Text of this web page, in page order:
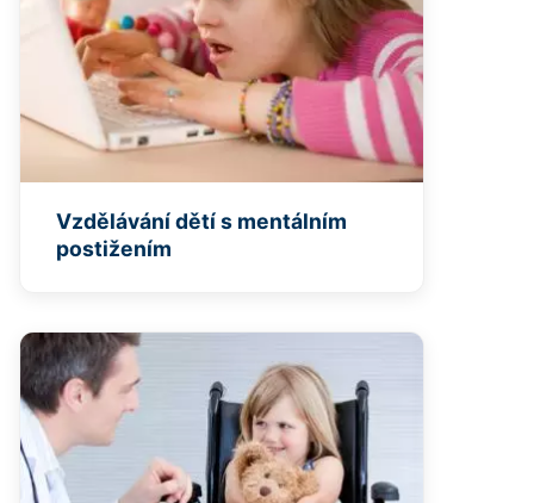
Vzdělávání dětí s mentálním
postižením